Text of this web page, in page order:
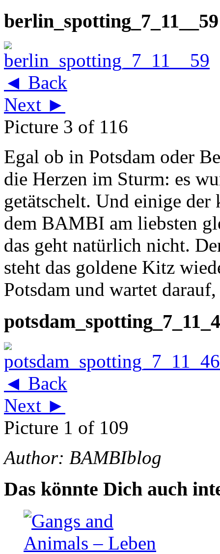
berlin_spotting_7_11__59
◄ Back
Next ►
Picture 3 of 116
Egal ob in Potsdam oder
die Herzen im Sturm: es
getätschelt. Und einige der
dem BAMBI am liebsten
das geht natürlich nicht.
steht das goldene Kitz
Potsdam und wartet
◄ Back
Next ►
Picture 1 of 109
Author: BAMBIblog
Das könnte Dich auch